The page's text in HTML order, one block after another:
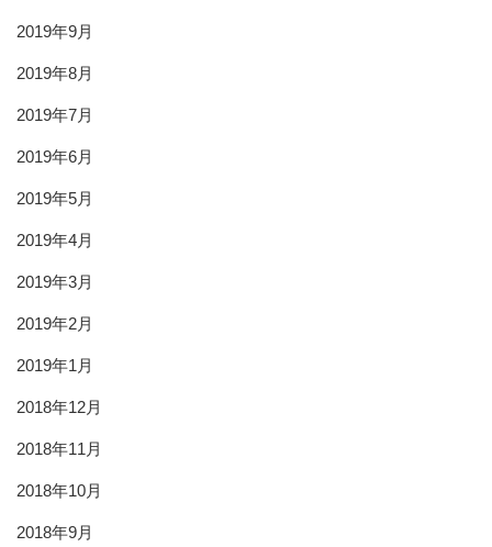
2019年9月
2019年8月
2019年7月
2019年6月
2019年5月
2019年4月
2019年3月
2019年2月
2019年1月
2018年12月
2018年11月
2018年10月
2018年9月